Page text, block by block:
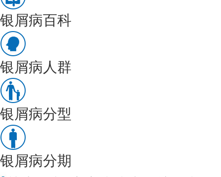
银屑病百科
银屑病人群
银屑病分型
银屑病分期